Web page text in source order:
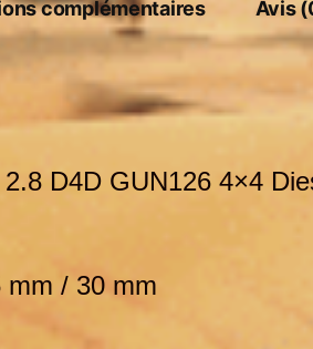
complémentaires Avis
D4D GUN126 4×4
mm / 30 mm